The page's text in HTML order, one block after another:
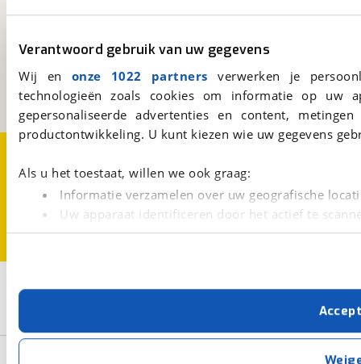
Verantwoord gebruik van uw gegevens
Wij en onze 1022 partners verwerken je
technologieën zoals cookies om informatie op
gepersonaliseerde advertenties en content,
productontwikkeling. U kunt kiezen wie uw gegevens
Als u het toestaat, willen we ook graag:
Informatie verzamelen over uw geografische
Uw apparaat identificeren door het actief te
Lees meer over hoe uw persoonlijke gegevens worden
Met cookies en vergelijkbare technieken zorgen we
cookies zorgen ervoor dat de website goed werkt.
verbeteren. We tonen je graag relevante advertenties
buiten onze website volgt – uiteraard op
Opslaan
Kosterijland15
Een initiatief van
BOVAG
Cookievoorkeuren
Vacatures